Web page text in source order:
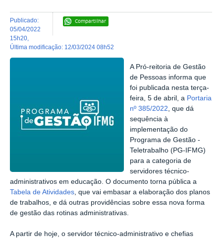
Compartilhar
publicado:
05/04/2022
15h20
última modificação: 12/03/2024 08h52
A Pró-reitoria de Gestão
de Pessoas informa que
foi publicada nesta terça-
feira, 5 de abril, a Portaria
nº 385/2022, que dá
sequência à
implementação do
Programa de Gestão -
Teletrabalho (PG-IFMG)
para a categoria de
servidores técnico-
administrativos em educação. O documento torna pública a
Tabela de Atividades, que vai embasar a elaboração dos planos
de trabalhos, e dá outras providências sobre essa nova forma
de gestão das rotinas administrativas.
A partir de hoje, o servidor técnico-administrativo e chefias